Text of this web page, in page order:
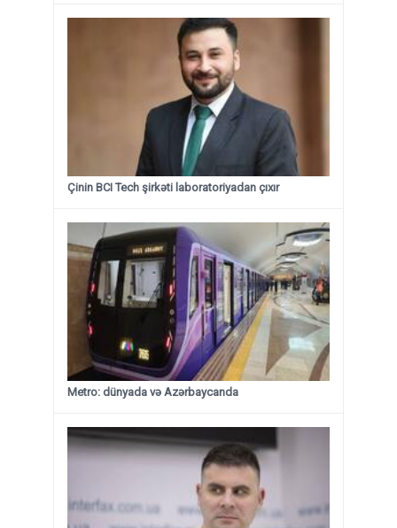
Çinin BCI Tech şirkəti laboratoriyadan çıxır
Metro: dünyada və Azərbaycanda